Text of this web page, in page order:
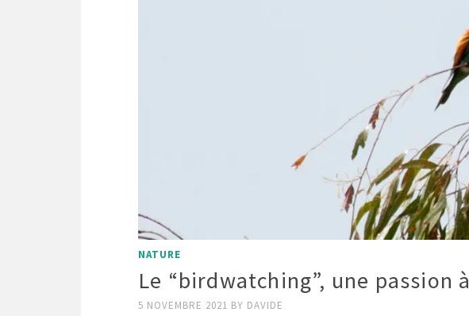
NATURE
Le “birdwatching”, une passion
5 NOVEMBRE 2021 BY DAVIDE